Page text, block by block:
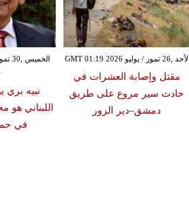
نبيه بري
اللبناني هو
في
الأحد ,26 تموز / يوليو GMT 01:19 2026
مقتل وإصابة العشرات في
حادث سير مروع على طريق
دمشق–دير الزور